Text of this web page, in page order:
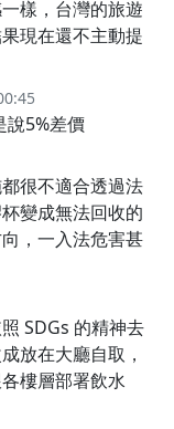
樣，台灣的旅遊
現在還不主動提
說5%差價
很不適合透過法
變成無法回收的
，一入法危害甚
SDGs 的精神去
放在大廳自取，
樓層部署飲水